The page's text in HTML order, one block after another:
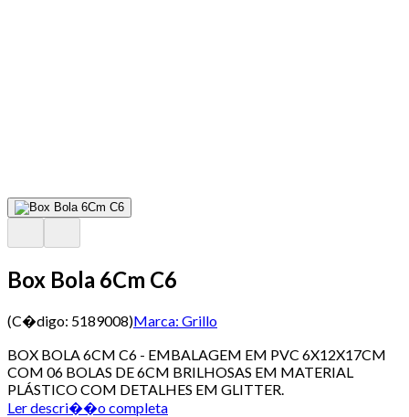
Box Bola 6Cm C6
(C�digo: 5189008)Marca: Grillo
BOX BOLA 6CM C6 - EMBALAGEM EM PVC 6X12X17CM
COM 06 BOLAS DE 6CM BRILHOSAS EM MATERIAL
PLÁSTICO COM DETALHES EM GLITTER.
Ler descri��o completa